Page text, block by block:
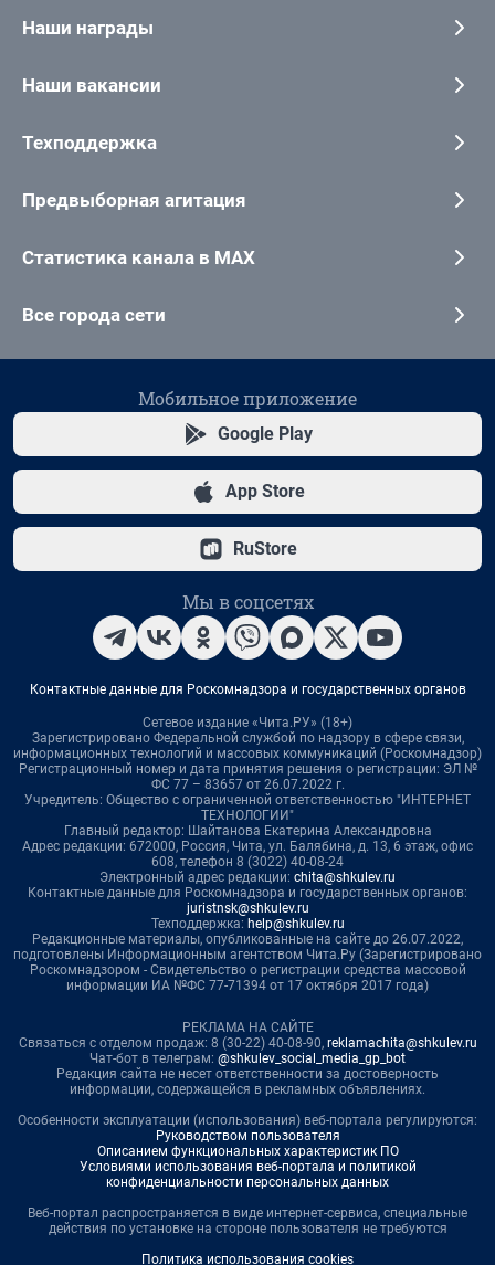
Наши награды
Наши вакансии
Техподдержка
Предвыборная агитация
Статистика канала в MAX
Все города сети
Мобильное приложение
Google Play
App Store
RuStore
Мы в соцсетях
Контактные данные для Роскомнадзора и государственных органов
Сетевое издание «Чита.РУ» (18+)
Зарегистрировано Федеральной службой по надзору в сфере связи,
информационных технологий и массовых коммуникаций (Роскомнадзор)
Регистрационный номер и дата принятия решения о регистрации: ЭЛ №
ФС 77 – 83657 от 26.07.2022 г.
Учредитель: Общество с ограниченной ответственностью "ИНТЕРНЕТ
ТЕХНОЛОГИИ"
Главный редактор: Шайтанова Екатерина Александровна
Адрес редакции: 672000, Россия, Чита, ул. Балябина, д. 13, 6 этаж, офис
608, телефон 8 (3022) 40-08-24
Электронный адрес редакции: chita@shkulev.ru
Контактные данные для Роскомнадзора и государственных органов:
juristnsk@shkulev.ru
Техподдержка: help@shkulev.ru
Редакционные материалы, опубликованные на сайте до 26.07.2022,
подготовлены Информационным агентством Чита.Ру (Зарегистрировано
Роскомнадзором - Свидетельство о регистрации средства массовой
информации ИА №ФС 77-71394 от 17 октября 2017 года)
РЕКЛАМА НА САЙТЕ
Связаться с отделом продаж: 8 (30-22) 40-08-90, reklamachita@shkulev.ru
Чат-бот в телеграм: @shkulev_social_media_gp_bot
Редакция сайта не несет ответственности за достоверность
информации, содержащейся в рекламных объявлениях.
Особенности эксплуатации (использования) веб-портала регулируются:
Руководством пользователя
Описанием функциональных характеристик ПО
Условиями использования веб-портала и политикой
конфиденциальности персональных данных
Веб-портал распространяется в виде интернет-сервиса, специальные
действия по установке на стороне пользователя не требуются
Политика использования cookies